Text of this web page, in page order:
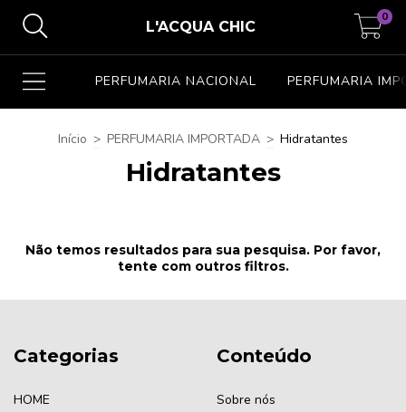
L'ACQUA CHIC
0
PERFUMARIA NACIONAL PERFUMARIA
Início > PERFUMARIA IMPORTADA > Hidratantes
Hidratantes
Não temos resultados para sua pesquisa. Por favor,
tente com outros filtros.
Categorias
HOME
Conteúdo
Sobre nós